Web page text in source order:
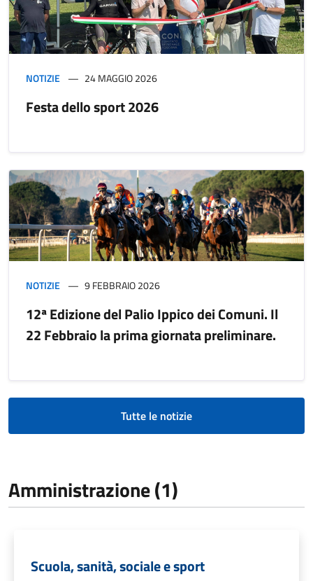
NOTIZIE 24 MAGGIO 2026
Festa dello sport 2026
NOTIZIE 9 FEBBRAIO 2026
12ª Edizione del Palio Ippico dei Comuni. Il
22 Febbraio la prima giornata preliminare.
Tutte le notizie
Amministrazione (1)
Scuola, sanità, sociale e sport